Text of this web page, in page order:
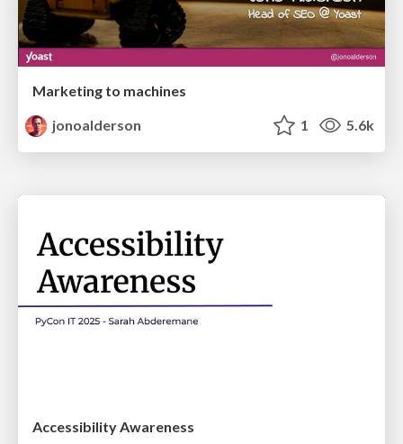
Marketing to machines
jonoalderson
1 5.6k
Accessibility Awareness